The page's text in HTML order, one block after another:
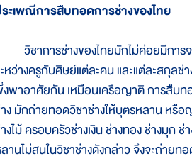
ะเพณีการสืบทอดการช่างของไทย
วิชาการช่างของไทยมักไม่ค่อยมีการจ
หว่างครูกับศิษย์แต่ละคน และแต่ละสกุล
พาอาศัยกัน เหมือนเครือญาติ การสืบท
ง มักถ่ายทอดวิชาช่างให้บุตรหลาน หรื
งไม้ ครอบครัวช่างเงิน ช่างทอง ช่างมุ
านไม่สนในวิชาช่างดังกล่าว จึงจะถ่าย